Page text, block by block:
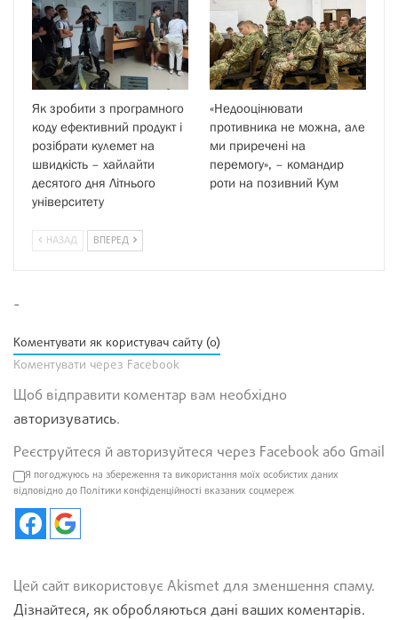
Як зробити з програмного
коду ефективний продукт і
розібрати кулемет на
швидкість – хайлайти
десятого дня Літнього
університету
«Недооцінювати
противника не можна, але
ми приречені на
перемогу», – командир
роти на позивний Кум
НАЗАД ВПЕРЕД
-
Коментувати як користувач сайту (0)
Коментувати через Facebook
Щоб відправити коментар вам необхідно
авторизуватись.
Реєструйтеся й авторизуйтеся через Facebook або Gmail
Я погоджуюсь на збереження та використання моїх особистих даних
відповідно до Політики конфіденційності вказаних соцмереж
Цей сайт використовує Akismet для зменшення спаму.
Дізнайтеся, як обробляються дані ваших коментарів.